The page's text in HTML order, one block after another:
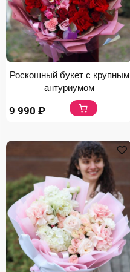
Роскошный букет с крупным
антуриумом
9 990 ₽